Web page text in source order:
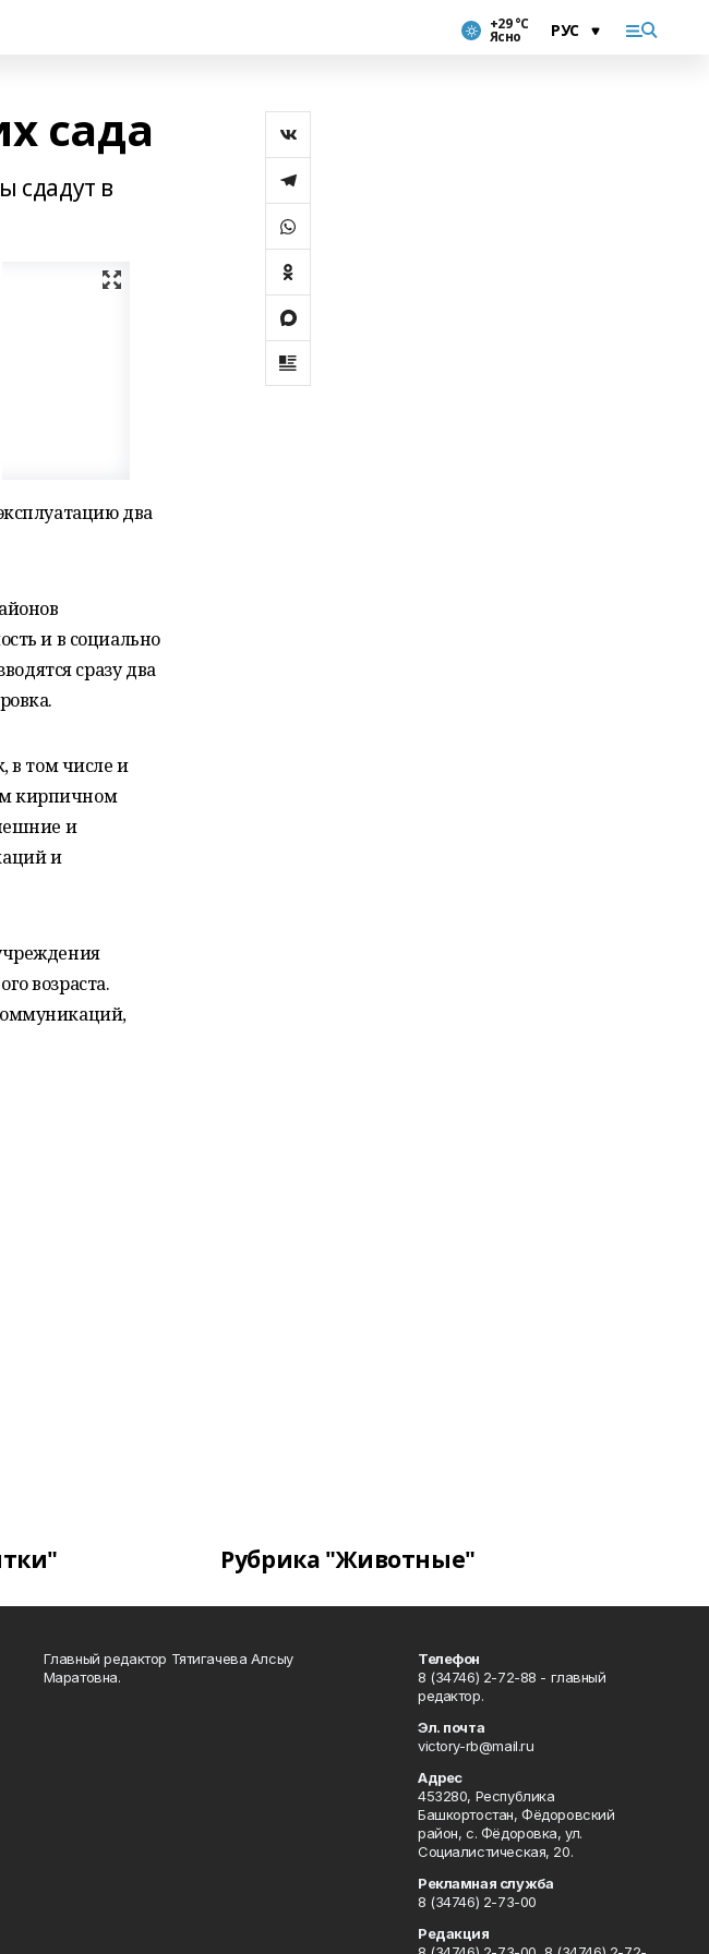
+29 °С
Ясно
сада
сдадут в
два
и в социально
сразу два
в том числе и
кирпичном
и
и
возраста.
Рубрика "Животные"
Главный редактор Тятигачева Алсыу
Маратовна.
Телефон
8 (34746) 2-72-88 - главный
редактор.
Эл. почта
victory-rb@mail.ru
Адрес
453280, Республика
Башкортостан, Фёдоровский
район, с. Фёдоровка, ул.
Социалистическая, 20.
Рекламная служба
8 (34746) 2-73-00
Редакция